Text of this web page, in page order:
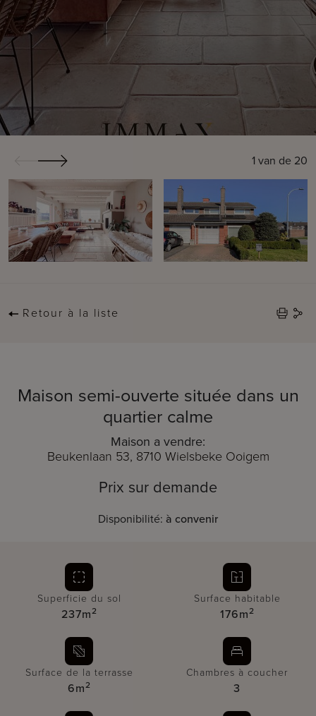
1 van de 20
Retour à la liste
Maison semi-ouverte située dans un
quartier calme
Maison a vendre:
Beukenlaan 53, 8710 Wielsbeke Ooigem
Prix sur demande
Disponibilité: à convenir
Superficie du sol
237m2
Surface habitable
176m2
Surface de la terrasse
6m2
Chambres à coucher
3